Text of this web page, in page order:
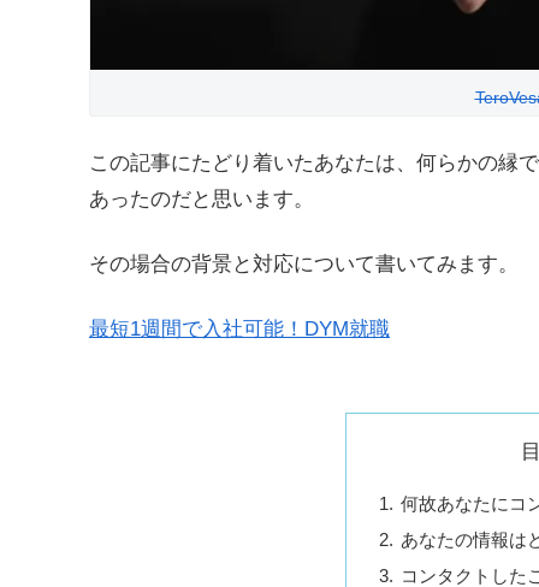
この記事にたどり着いたあなたは、何らかの縁
あったのだと思います。
その場合の背景と対応について書いてみます。
最短1週間で入社可能！DYM就職
何故あなたにコ
あなたの情報は
コンタクトした